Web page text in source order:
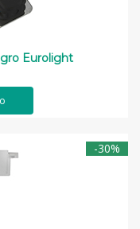
Eurolight
-30%